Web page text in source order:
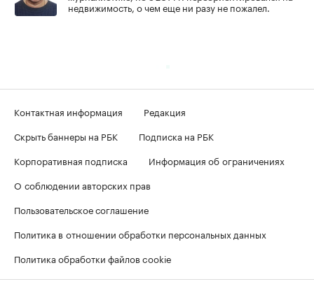
недвижимость, о чем еще ни разу не пожалел.
Контактная информация
Редакция
Скрыть баннеры на РБК
Подписка на РБК
Корпоративная подписка
Информация об ограничениях
О соблюдении авторских прав
Пользовательское соглашение
Политика в отношении обработки персональных данных
Политика обработки файлов cookie